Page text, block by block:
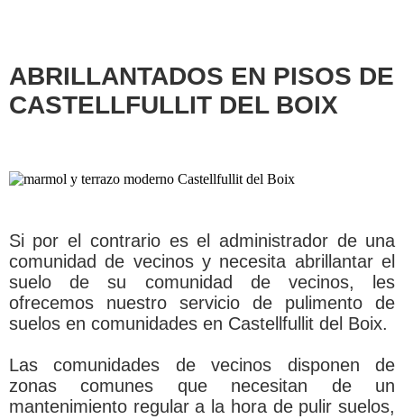
ABRILLANTADOS EN PISOS DE
CASTELLFULLIT DEL BOIX
Si por el contrario es el administrador de una
comunidad de vecinos y necesita abrillantar el
suelo de su comunidad de vecinos, les
ofrecemos nuestro servicio de pulimento de
suelos en comunidades en Castellfullit del Boix.
Las comunidades de vecinos disponen de
zonas comunes que necesitan de un
mantenimiento regular a la hora de pulir suelos,